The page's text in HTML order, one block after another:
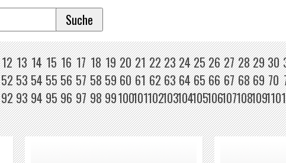
12 13 14 15 16 17 18 19 20 21 2223242526 27 282930
5253545556 57 585960 61 6263646566 67 6869 70
9293949596 97 9899100101102103104105106107108109110